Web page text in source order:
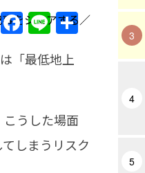
X F
a
c
b
o
o
Li
n
e
共
「最低地上
うした場面
しまうリスク